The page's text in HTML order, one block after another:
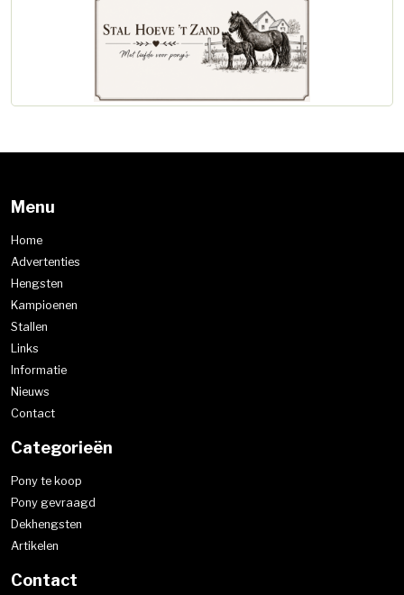
Menu
Home
Advertenties
Hengsten
Kampioenen
Stallen
Links
Informatie
Nieuws
Contact
Categorieën
Pony te koop
Pony gevraagd
Dekhengsten
Artikelen
Contact